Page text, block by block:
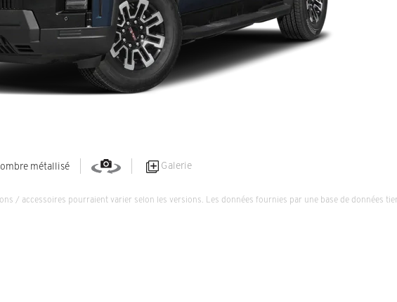
métallisé Galerie
/ accessoires pourraient varier selon les versions. Les données fournies par une base de données